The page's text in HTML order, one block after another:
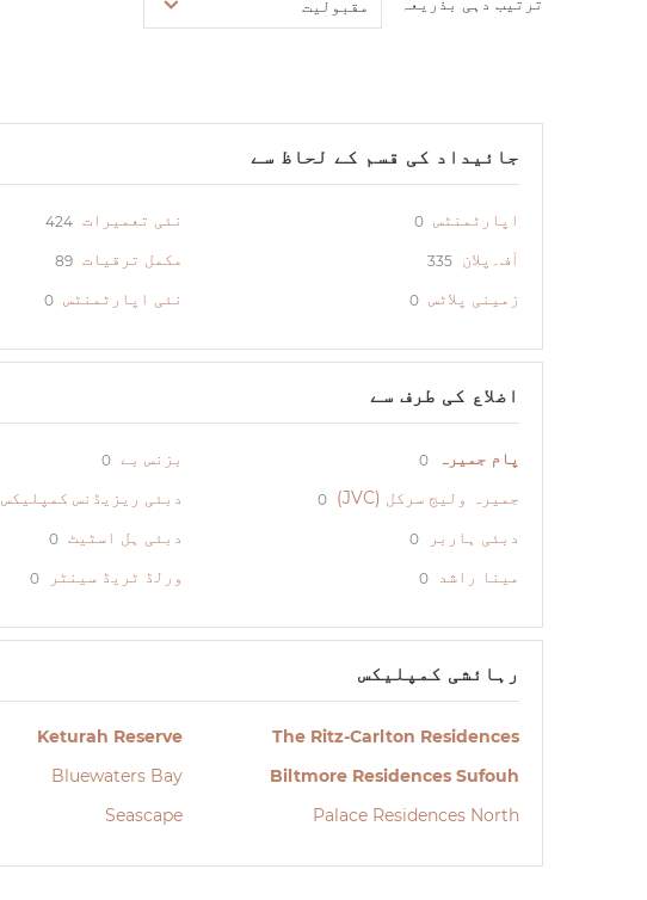
مقبولیت
جائیداد کی قسم کے لحاظ سے
اپارٹمنٹس 0 نئی تعمیرات 424
آف۔پلان 335 مکمل ترقیات 89
زمینی پلاٹس 0 نئی اپارٹمنٹس 0
اضلاع کی طرف سے
پام جمیرہ 0 بزنس بے 0
جمیرہ ولیج سرکل (JVC) 0 دبئی ریزیڈنس کمپلیکس
دبئی ہاربر 0 دبئی ہل اسٹیٹ 0
مینا راشد 0 ورلڈ ٹریڈ سینٹر 0
رہائشی کمپلیکس
The Ritz-Carlton Residences
Keturah Reserve
Biltmore Residences Sufouh
Bluewaters Bay
Palace Residences North
Seascape